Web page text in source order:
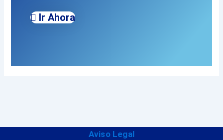
Ir Ahora
Aviso Legal